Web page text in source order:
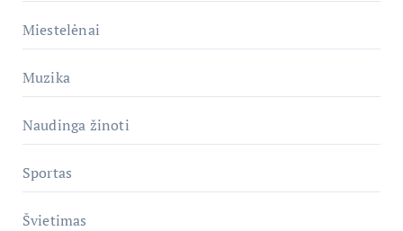
Miestelėnai
Muzika
Naudinga žinoti
Sportas
Švietimas